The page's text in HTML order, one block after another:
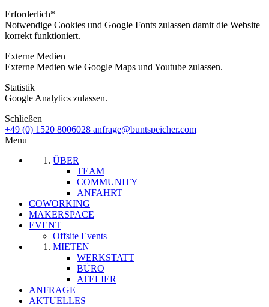
Erforderlich*
Notwendige Cookies und Google Fonts zulassen damit die Website
korrekt funktioniert.
Externe Medien
Externe Medien wie Google Maps und Youtube zulassen.
Statistik
Google Analytics zulassen.
Schließen
+49 (0) 1520 8006028 anfrage@buntspeicher.com
Menu
ÜBER
TEAM
COMMUNITY
ANFAHRT
COWORKING
MAKERSPACE
EVENT
Offsite Events
MIETEN
WERKSTATT
BÜRO
ATELIER
ANFRAGE
AKTUELLES